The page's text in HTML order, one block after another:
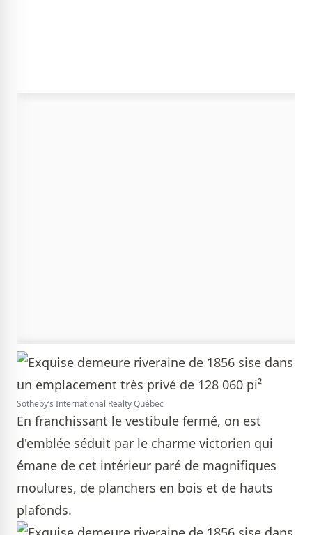
Sotheby’s International Realty Québec
En franchissant le vestibule fermé, on est
d'emblée séduit par le charme victorien qui
émane de cet intérieur paré de magnifiques
moulures, de planchers en bois et de hauts
plafonds.